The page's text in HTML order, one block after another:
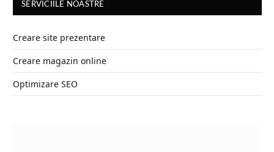
SERVICIILE NOASTRE
Creare site prezentare
Creare magazin online
Optimizare SEO